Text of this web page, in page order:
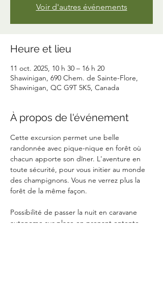
Voir d'autres événements
Heure et lieu
11 oct. 2025, 10 h 30 – 16 h 20
Shawinigan, 690 Chem. de Sainte-Flore,
Shawinigan, QC G9T 5K5, Canada
À propos de l'événement
Cette excursion permet une belle
randonnée avec pique-nique en forêt où
chacun apporte son dîner. L'aventure en
toute sécurité, pour vous initier au monde
des champignons. Vous ne verrez plus la
forêt de la même façon.
Possibilité de passer la nuit en caravane
autonome sur place en prenant entente